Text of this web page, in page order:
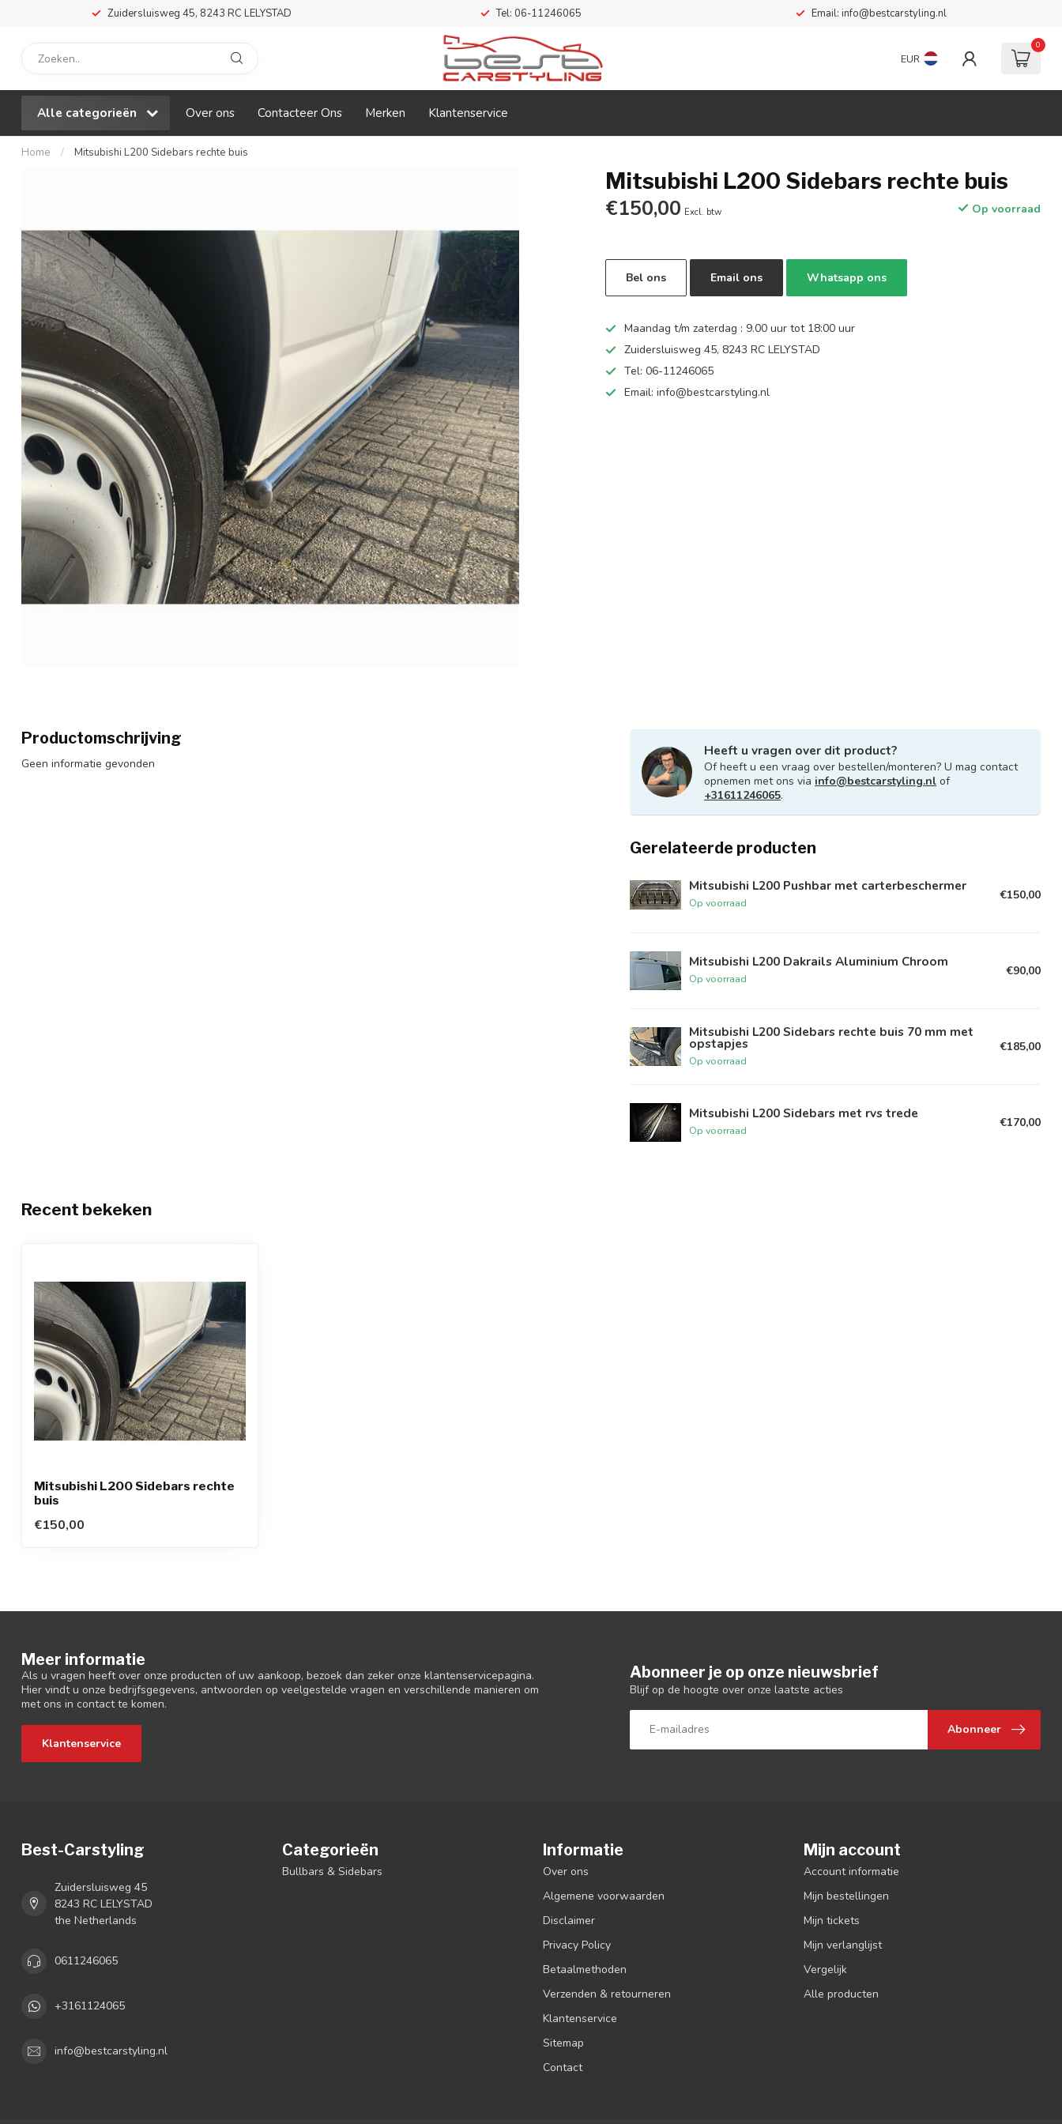
Zuidersluisweg 45, 8243 RC LELYSTAD Tel: 06-11246065 Email: info@bestcarstyling.nl
EUR
0
Alle categorieën Over ons Contacteer Ons Merken Klantenservice
Home / Mitsubishi L200 Sidebars rechte buis
Mitsubishi L200 Sidebars rechte buis
€150,00 Excl. btw Op voorraad
Bel ons Email ons Whatsapp ons
Maandag t/m zaterdag : 9.00 uur tot 18:00 uur
Zuidersluisweg 45, 8243 RC LELYSTAD
Tel: 06-11246065
Email:info@bestcarstyling.nl
Productomschrijving
Geen informatie gevonden
Heeft u vragen over dit product?
Of heeft u een vraag over bestellen/monteren? U mag contact
opnemen met ons via info@bestcarstyling.nl of
+31611246065.
Gerelateerde producten
Mitsubishi L200 Pushbar met carterbeschermer
Op voorraad
€150,00
Mitsubishi L200 Dakrails Aluminium Chroom
Op voorraad
€90,00
Mitsubishi L200 Sidebars rechte buis 70 mm met
opstapjes
Op voorraad
€185,00
Mitsubishi L200 Sidebars met rvs trede
Op voorraad
€170,00
Recent bekeken
Mitsubishi L200 Sidebars rechte
buis
€150,00
Meer informatie
Als u vragen heeft over onze producten of uw aankoop, bezoek dan zeker onze klantenservicepagina.
Hier vindt u onze bedrijfsgegevens, antwoorden op veelgestelde vragen en verschillende manieren om
met ons in contact te komen.
Klantenservice
Abonneer je op onze nieuwsbrief
Blijf op de hoogte over onze laatste acties
Abonneer
Best-Carstyling
Zuidersluisweg 45
8243 RC LELYSTAD
the Netherlands
0611246065
+3161124065
info@bestcarstyling.nl
Categorieën
Bullbars & Sidebars
Informatie
Over ons
Algemene voorwaarden
Disclaimer
Privacy Policy
Betaalmethoden
Verzenden & retourneren
Klantenservice
Sitemap
Contact
Mijn account
Account informatie
Mijn bestellingen
Mijn tickets
Mijn verlanglijst
Vergelijk
Alle producten